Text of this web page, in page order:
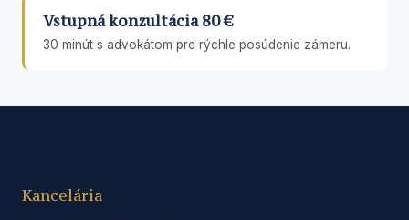
Vstupná konzultácia 80 €
30 minút s advokátom pre rýchle posúdenie zámeru.
Kancelária